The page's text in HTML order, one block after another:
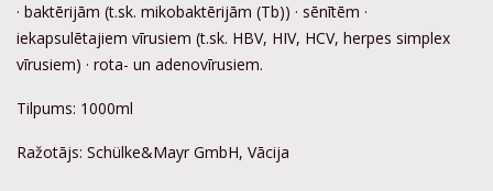
· baktērijām (t.sk. mikobaktērijām (Tb)) · sēnītēm ·
iekapsulētajiem vīrusiem (t.sk. HBV, HIV, HCV, herpes simplex
vīrusiem) · rota- un adenovīrusiem.
Tilpums: 1000ml
Ražotājs: Schülke&Mayr GmbH, Vācija